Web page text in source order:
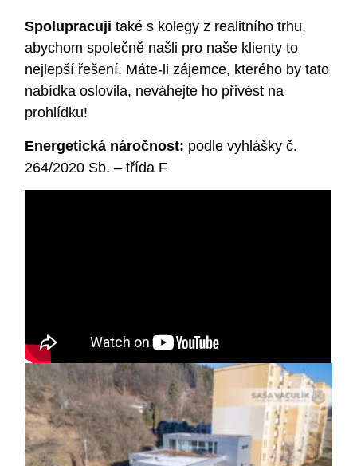
Spolupracuji také s kolegy z realitního trhu,
abychom společně našli pro naše klienty to
nejlepší řešení. Máte-li zájemce, kterého by tato
nabídka oslovila, neváhejte ho přivést na
prohlídku!
Energetická náročnost: podle vyhlášky č.
264/2020 Sb. – třída F